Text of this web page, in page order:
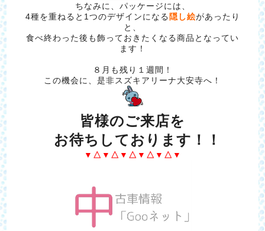
ちなみに、パッケージには、
4種を重ねると1つのデザインになる 隠し絵があったり
と、
食べ終わった後も飾っておきたくなる商品となってい
ます！
８月も残り１週間！
この機会に、是非スズキアリーナ大安寺へ！
皆様のご来店を
お待ちしております！！
▼△▼△▼△▼△▼△▼